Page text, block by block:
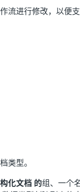
流进行修改，以便支
类型。
化文档 的组、一个